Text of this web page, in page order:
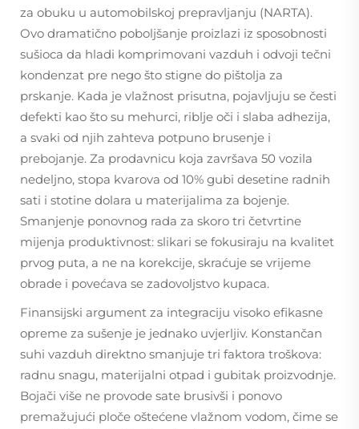
za obuku u automobilskoj prepravljanju (NARTA).
Ovo dramatično poboljšanje proizlazi iz sposobnosti
sušioca da hladi komprimovani vazduh i odvoji tečni
kondenzat pre nego što stigne do pištolja za
prskanje. Kada je vlažnost prisutna, pojavljuju se česti
defekti kao što su mehurci, riblje oči i slaba adhezija,
a svaki od njih zahteva potpuno brusenje i
prebojanje. Za prodavnicu koja završava 50 vozila
nedeljno, stopa kvarova od 10% gubi desetine radnih
sati i stotine dolara u materijalima za bojenje.
Smanjenje ponovnog rada za skoro tri četvrtine
mijenja produktivnost: slikari se fokusiraju na kvalitet
prvog puta, a ne na korekcije, skraćuje se vrijeme
obrade i povećava se zadovoljstvo kupaca.
Finansijski argument za integraciju visoko efikasne
opreme za sušenje je jednako uvjerljiv. Konstančan
suhi vazduh direktno smanjuje tri faktora troškova:
radnu snagu, materijalni otpad i gubitak proizvodnje.
Bojači više ne provode sate brusivši i ponovo
premažujući ploče oštećene vlažnom vodom, čime se